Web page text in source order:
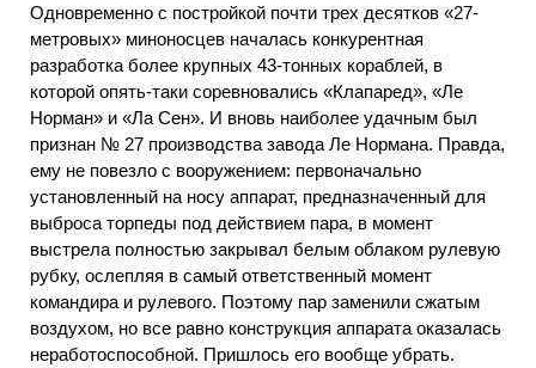
Одновременно с постройкой почти трех десятков «27-
метровых» миноносцев началась конкурентная
разработка более крупных 43-тонных кораблей, в
которой опять-таки соревновались «Клапаред», «Ле
Норман» и «Ла Сен». И вновь наиболее удачным был
признан № 27 производства завода Ле Нормана. Правда,
ему не повезло с вооружением: первоначально
установленный на носу аппарат, предназначенный для
выброса торпеды под действием пара, в момент
выстрела полностью закрывал белым облаком рулевую
рубку, ослепляя в самый ответственный момент
командира и рулевого. Поэтому пар заменили сжатым
воздухом, но все равно конструкция аппарата оказалась
неработоспособной. Пришлось его вообще убрать.